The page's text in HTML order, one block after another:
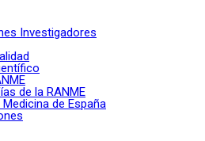
Investigadores
de la RANME
Medicina de España